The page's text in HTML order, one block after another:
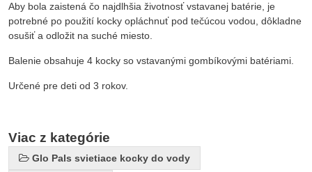
Aby bola zaistená čo najdlhšia životnosť vstavanej batérie, je
potrebné po použití kocky opláchnuť pod tečúcou vodou, dôkladne
osušiť a odložit na suché miesto.
Balenie obsahuje 4 kocky so vstavanými gombíkovými batériami.
Určené pre deti od 3 rokov.
Viac z kategórie
Glo Pals svietiace kocky do vody